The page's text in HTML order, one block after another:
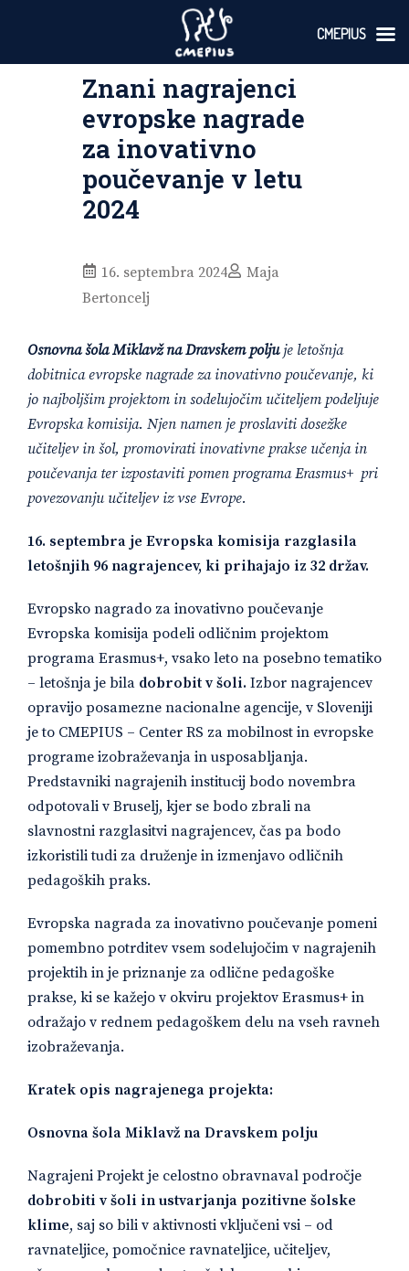
Znani nagrajenci
evropske nagrade
za inovativno
poučevanje v letu
2024
16. septembra 2024
Maja
Bertoncelj
Osnovna šola Miklavž na Dravskem polju je letošnja
dobitnica evropske nagrade za inovativno poučevanje, ki
jo najboljšim projektom in sodelujočim učiteljem podeljuje
Evropska komisija. Njen namen je proslaviti dosežke
učiteljev in šol, promovirati inovativne prakse učenja in
poučevanja ter izpostaviti pomen programa Erasmus+ pri
povezovanju učiteljev iz vse Evrope.
16. septembra je Evropska komisija razglasila
letošnjih 96 nagrajencev, ki prihajajo iz 32 držav.
Evropsko nagrado za inovativno poučevanje
Evropska komisija podeli odličnim projektom
programa Erasmus+, vsako leto na posebno tematiko
– letošnja je bila dobrobit v šoli. Izbor nagrajencev
opravijo posamezne nacionalne agencije, v Sloveniji
je to CMEPIUS – Center RS za mobilnost in evropske
programe izobraževanja in usposabljanja.
Predstavniki nagrajenih institucij bodo novembra
odpotovali v Bruselj, kjer se bodo zbrali na
slavnostni razglasitvi nagrajencev, čas pa bodo
izkoristili tudi za druženje in izmenjavo odličnih
pedagoških praks.
Evropska nagrada za inovativno poučevanje pomeni
pomembno potrditev vsem sodelujočim v nagrajenih
projektih in je priznanje za odlične pedagoške
prakse, ki se kažejo v okviru projektov Erasmus+ in
odražajo v rednem pedagoškem delu na vseh ravneh
izobraževanja.
Kratek opis nagrajenega projekta:
Osnovna šola Miklavž na Dravskem polju
Nagrajeni Projekt je celostno obravnaval področje
dobrobiti v šoli in ustvarjanja pozitivne šolske
klime, saj so bili v aktivnosti vključeni vsi – od
ravnateljice, pomočnice ravnateljice, učiteljev,
CMEPIUS